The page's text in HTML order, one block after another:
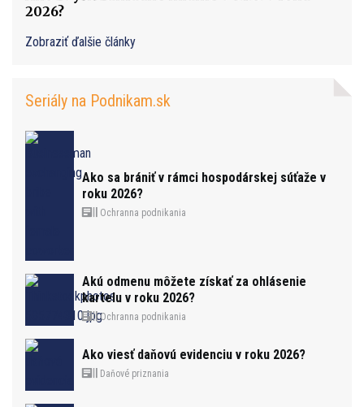
2026?
Zobraziť ďalšie články
Seriály na Podnikam.sk
Ako sa brániť v rámci hospodárskej súťaže v
roku 2026?
Ochranna podnikania
Akú odmenu môžete získať za ohlásenie
kartelu v roku 2026?
Ochranna podnikania
Ako viesť daňovú evidenciu v roku 2026?
Daňové priznania